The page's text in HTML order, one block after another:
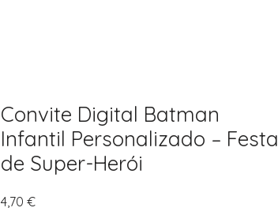
Convite Digital Batman
Infantil Personalizado – Festa
de Super-Herói
4,70 €Preço